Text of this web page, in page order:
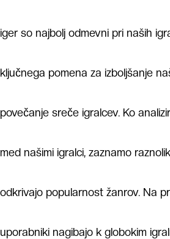
iger so najbolj odmevni pri naših
ključnega pomena za izboljšanje
povečanje sreče igralcev. Ko
med našimi igralci, zaznamo
odkrivajo popularnost žanrov. Na
uporabniki nagibajo k globokim